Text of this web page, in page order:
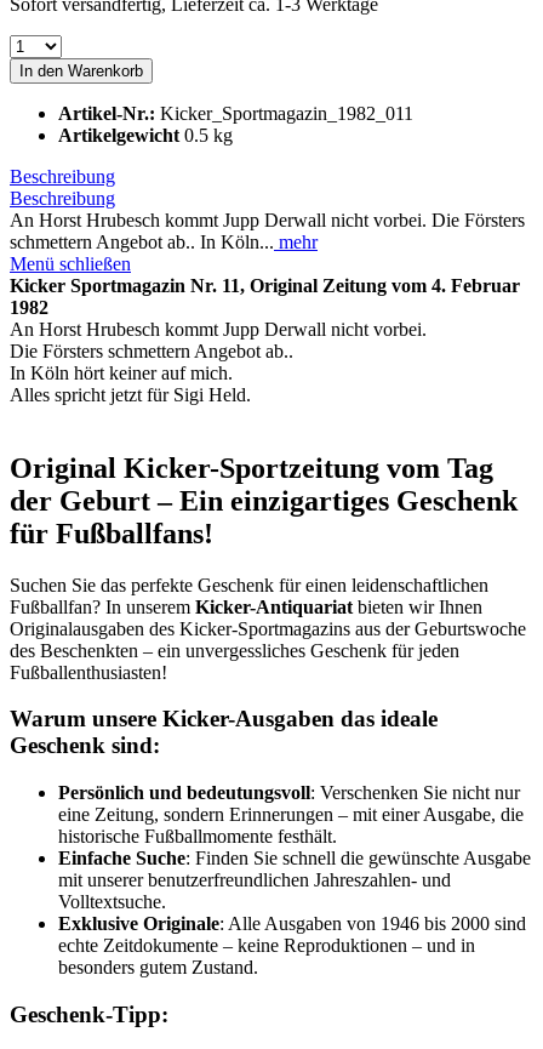
In den Warenkorb
Artikel-Nr.: Kicker_Sportmagazin_1982_011
Artikelgewicht 0.5 kg
Beschreibung
Beschreibung
An Horst Hrubesch kommt Jupp Derwall nicht vorbei. Die Försters
schmettern Angebot ab.. In Köln... mehr
Menü schließen
Kicker Sportmagazin Nr. 11, Original Zeitung vom 4. Februar
1982
An Horst Hrubesch kommt Jupp Derwall nicht vorbei.
Die Försters schmettern Angebot ab..
In Köln hört keiner auf mich.
Alles spricht jetzt für Sigi Held.
Original Kicker-Sportzeitung vom Tag
der Geburt – Ein einzigartiges Geschenk
für Fußballfans!
Suchen Sie das perfekte Geschenk für einen leidenschaftlichen
Fußballfan? In unserem Kicker-Antiquariat bieten wir Ihnen
Originalausgaben des Kicker-Sportmagazins aus der Geburtswoche
des Beschenkten – ein unvergessliches Geschenk für jeden
Fußballenthusiasten!
Warum unsere Kicker-Ausgaben das ideale
Geschenk sind:
Persönlich und bedeutungsvoll: Verschenken Sie nicht nur
eine Zeitung, sondern Erinnerungen – mit einer Ausgabe, die
historische Fußballmomente festhält.
Einfache Suche: Finden Sie schnell die gewünschte Ausgabe
mit unserer benutzerfreundlichen Jahreszahlen- und
Volltextsuche.
Exklusive Originale: Alle Ausgaben von 1946 bis 2000 sind
echte Zeitdokumente – keine Reproduktionen – und in
besonders gutem Zustand.
Geschenk-Tipp: